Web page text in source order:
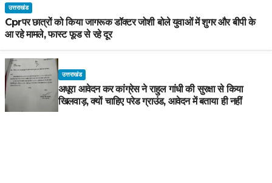
उत्तराखंड
Cprपर छात्रों को किया जागरूक डॉक्टर जोशी बोले युवाओं में शुगर और बीपी के
आ रहे मामले, फास्ट फूड से रहे दूर
उत्तराखंड
अधूरा आवेदन कर कांग्रेस ने राहुल गांधी की सुरक्षा से किया
खिलवाड़, क्यों चाहिए परेड ग्राउंड, आवेदन में बताया ही नहीं